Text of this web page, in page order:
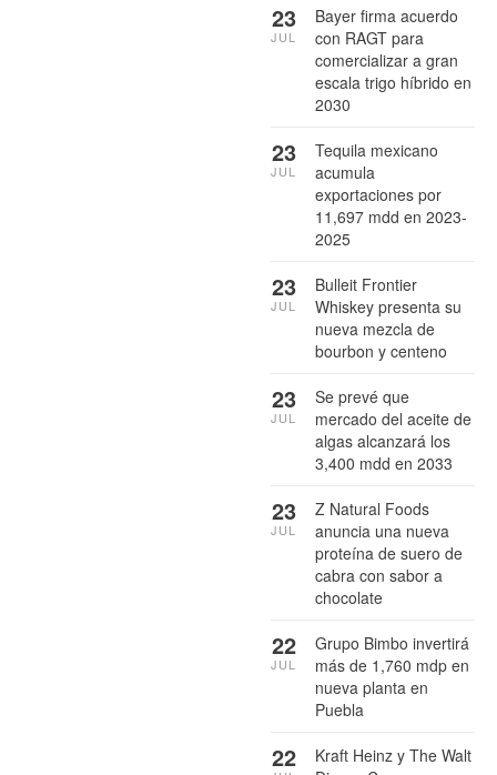
Bayer firma acuerdo
con RAGT para
comercializar a gran
escala trigo híbrido en
2030
23
JUL
Tequila mexicano
acumula
exportaciones por
11,697 mdd en 2023-
2025
23
JUL
Bulleit Frontier
Whiskey presenta su
nueva mezcla de
bourbon y centeno
23
JUL
Se prevé que
mercado del aceite de
algas alcanzará los
3,400 mdd en 2033
23
JUL
Z Natural Foods
anuncia una nueva
proteína de suero de
cabra con sabor a
chocolate
23
JUL
Grupo Bimbo invertirá
más de 1,760 mdp en
nueva planta en
Puebla
22
JUL
Kraft Heinz y The Walt
22